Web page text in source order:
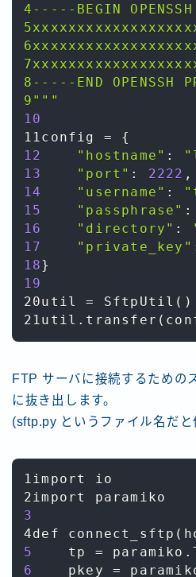
4-----BEGIN
8-----END OPENSSH
9"""
10
11config =
{
12
"hostname" :
13
"port" : 2222 ,
14
"username" :
15
"passphrase" :
16
"directory" :
17
"private_key"
18 }
19
20util = SftpUtil ( )
21util . transfer (
FTP サーバに接続するための
に抜き出します。
(sftp.py というファイル名だ
1import io
3
4def connect_sftp (
5
    tp
= paramiko .
6
    pkey
=